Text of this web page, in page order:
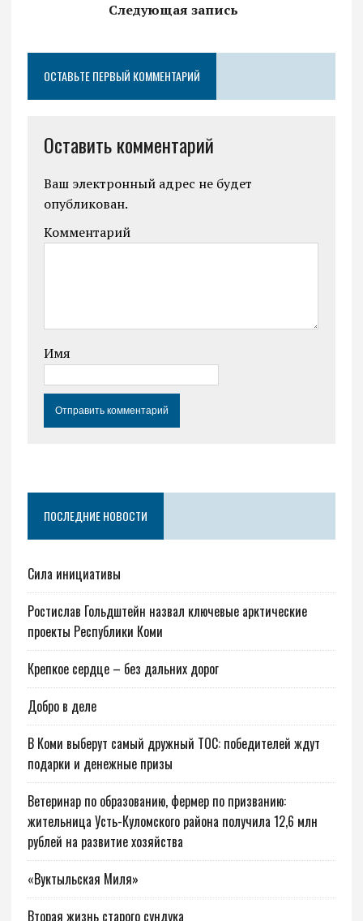
Следующая запись
ОСТАВЬТЕ ПЕРВЫЙ КОММЕНТАРИЙ
Оставить комментарий
Ваш электронный адрес не будет
опубликован.
Комментарий
Имя
ПОСЛЕДНИЕ НОВОСТИ
Сила инициативы
Ростислав Гольдштейн назвал ключевые арктические
проекты Республики Коми
Крепкое сердце – без дальних дорог
Добро в деле
В Коми выберут самый дружный ТОС: победителей ждут
подарки и денежные призы
Ветеринар по образованию, фермер по призванию:
жительница Усть-Куломского района получила 12,6 млн
рублей на развитие хозяйства
«Вуктыльская Миля»
Вторая жизнь старого сундука